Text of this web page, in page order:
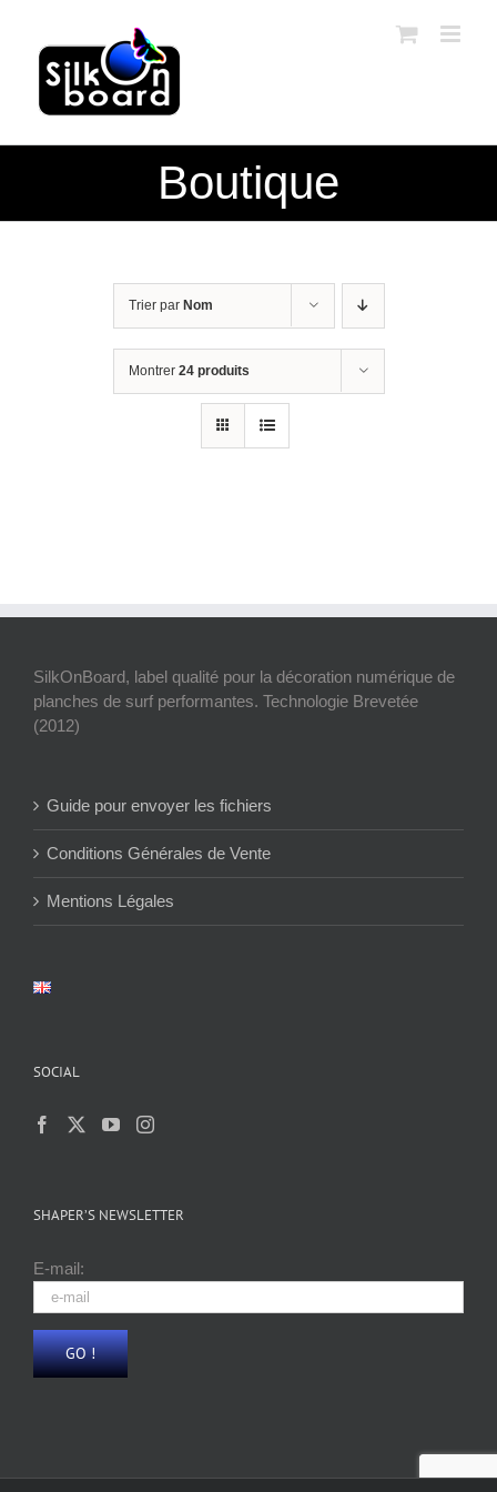
contenu
Boutique
Trier par Nom
Montrer 24 produits
SilkOnBoard, label qualité pour la décoration numérique de
planches de surf performantes. Technologie Brevetée
(2012)
Guide pour envoyer les fichiers
Conditions Générales de Vente
Mentions Légales
SOCIAL
SHAPER’S NEWSLETTER
E-mail: